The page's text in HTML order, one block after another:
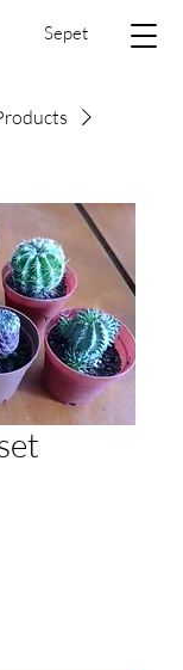
Sepet